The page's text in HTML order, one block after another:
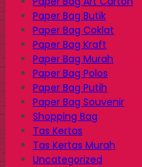
Paper Bag Butik
Paper Bag Coklat
Paper Bag Kraft
Paper Bag Murah
Paper Bag Polos
Paper Bag Putih
Paper Bag Souvenir
Shopping Bag
Tas Kertas
Tas Kertas Murah
Uncategorized